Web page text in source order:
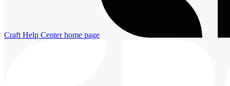
Craft Help Centerhome page